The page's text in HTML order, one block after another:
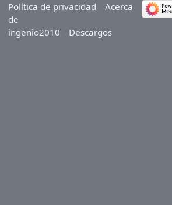
Política de privacidad
Acerca
de
ingenio2010
Descargos